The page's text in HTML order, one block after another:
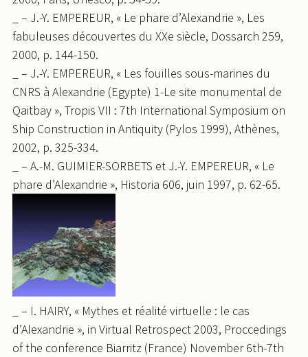
_ – J.-Y. EMPEREUR, « Le phare d’Alexandrie », Les
fabuleuses découvertes du XXe siècle, Dossarch 259,
2000, p. 144-150.
_ – J.-Y. EMPEREUR, « Les fouilles sous-marines du
CNRS à Alexandrie (Egypte) 1-Le site monumental de
Qaitbay », Tropis VII : 7th International Symposium on
Ship Construction in Antiquity (Pylos 1999), Athènes,
2002, p. 325-334.
_ – A.-M. GUIMIER-SORBETS et J.-Y. EMPEREUR, « Le
phare d’Alexandrie », Historia 606, juin 1997, p. 62-65.
_ – I. HAIRY, « Mythes et réalité virtuelle : le cas
d’Alexandrie », in Virtual Retrospect 2003, Proccedings
of the conference Biarritz (France) November 6th-7th